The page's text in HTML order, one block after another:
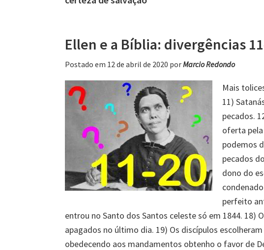
Ellen e a Bíblia: divergências
Postado em 12 de abril de 2020 porMarcio Redondo
Mais
11)
pecados.
oferta
podemos
pecados
dono do
perfeito
entrou no Santo dos Santos celeste só em 1844. 18)
apagados no último dia. 19) Os discípulos
obedecendo aos mandamentos obtenho o favor de